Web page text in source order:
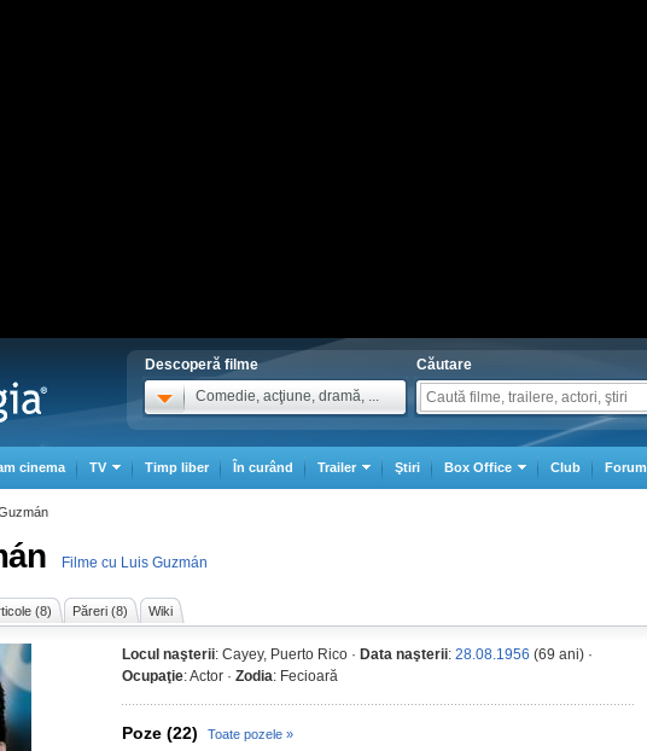
Descoperă filme
Comedie, acţiune, dramă, ...
Căutare
cinema TV Timp liber În curând Trailer Ştiri Box Office Club Forum
Filme cu Luis Guzmán
(8) Păreri (8) Wiki
Locul naşterii: Cayey, Puerto Rico · Data naşterii: 28.08.1956 (69 ani) ·
Ocupaţie: Actor · Zodia: Fecioară
Poze (22) Toate pozele »